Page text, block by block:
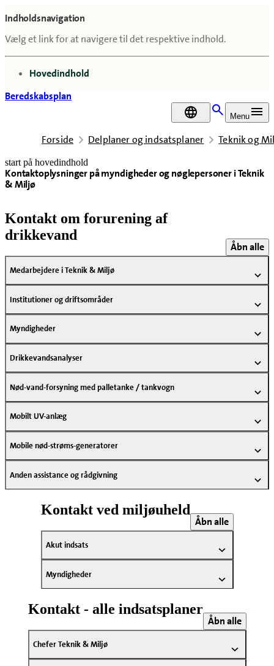
Indholdsnavigation
Vælg et link for at navigere til det respektive indhold.
gå til
Hovedindhold
Beredskabsplan
DA
Menu
Forside Delplaner og indsatsplaner Teknik og
start på hovedindhold
Kontaktoplysninger på myndigheder og nøglepersoner i Teknik
& Miljø
senest opdateret 24. juni 2026
Kontakt om forurening af
drikkevand
Åbn alle
Medarbejdere i Teknik & Miljø
Institutioner og driftsområder
Myndigheder
Drikkevandsanalyser
Nød-vand-forsyning med palletanke / tankvogn
Mobilt UV-anlæg
Mobile nød-strøms-generatorer
Anden assistance og rådgivning
Kontakt ved miljøuheld
Åbn alle
Akut indsats
Myndigheder
Kontakt - alle indsatsplaner
Åbn alle
Chefer Teknik & Miljø